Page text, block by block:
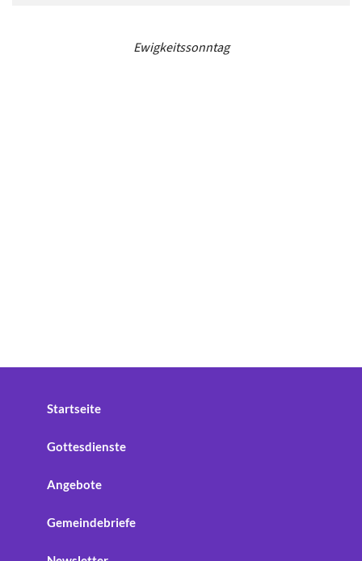
Ewigkeitssonntag
Startseite
Gottesdienste
Angebote
Gemeindebriefe